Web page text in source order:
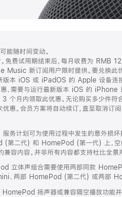
能随时间变动。
免费试用期结束后，每月收费为 RMB
Music 新订阅用户限时提供。要兑换此
版本 iOS 或 iPadOS 的 Apple 设备连
，需要与运行最新版本 iOS 的 iPhone
3 个月内领取此优惠。无论购买多少件符
惠。会员方案将自动续订，直至取消订
计划可为使用过程中发生的意外损坏
(第二代) 和 HomePod (第一代) 上，空
容内容。并非所有内容都支持杜比全景
立体声组合需要使用两部同款
、两部 HomePod (第二代) 或两部
HomePod 扬声器或兼容隔空播放功能